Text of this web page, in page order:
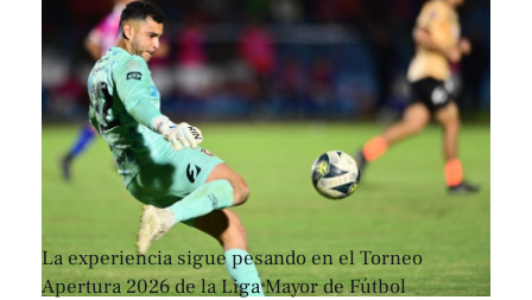
La experiencia sigue pesando en el Torneo
Apertura 2026 de la Liga Mayor de Fútbol